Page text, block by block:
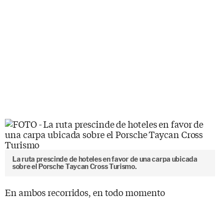
La ruta prescinde de hoteles en favor de una carpa ubicada
sobre el Porsche Taycan Cross Turismo.
En ambos recorridos, en todo momento